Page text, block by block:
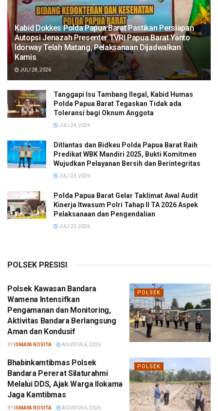
Kabid Dokkes Polda Papua Barat Pastikan Persiapan
Autopsi Jenazah Presenter TVRI Papua Barat Yanto
Idorway Telah Matang, Pelaksanaan Dijadwalkan
Kamis
JULI 28, 2026
Tanggapi Isu Tambang Ilegal, Kabid Humas
Polda Papua Barat Tegaskan Tidak ada
Toleransi bagi Oknum Anggota
JULI 24, 2026
Ditlantas dan Bidkeu Polda Papua Barat Raih
Predikat WBK Mandiri 2025, Bukti Komitmen
Wujudkan Pelayanan Bersih dan Berintegritas
JULI 23, 2026
Polda Papua Barat Gelar Taklimat Awal Audit
Kinerja Itwasum Polri Tahap II TA 2026 Aspek
Pelaksanaan dan Pengendalian
JULI 22, 2026
POLSEK PRESISI
POLSEK
Polsek Kawasan Bandara
Wamena Intensifkan
Pengamanan dan Monitoring,
Aktivitas Bandara Berlangsung
Aman dan Kondusif
BY ISMAYA ROSITA AGUSTUS 6, 2026
POLSEK
Bhabinkamtibmas Polsek
Bandara Pererat Silaturahmi
Melalui DDS, Ajak Warga Ilokama
Jaga Kamtibmas
BY ISMAYA ROSITA AGUSTUS 6, 2026